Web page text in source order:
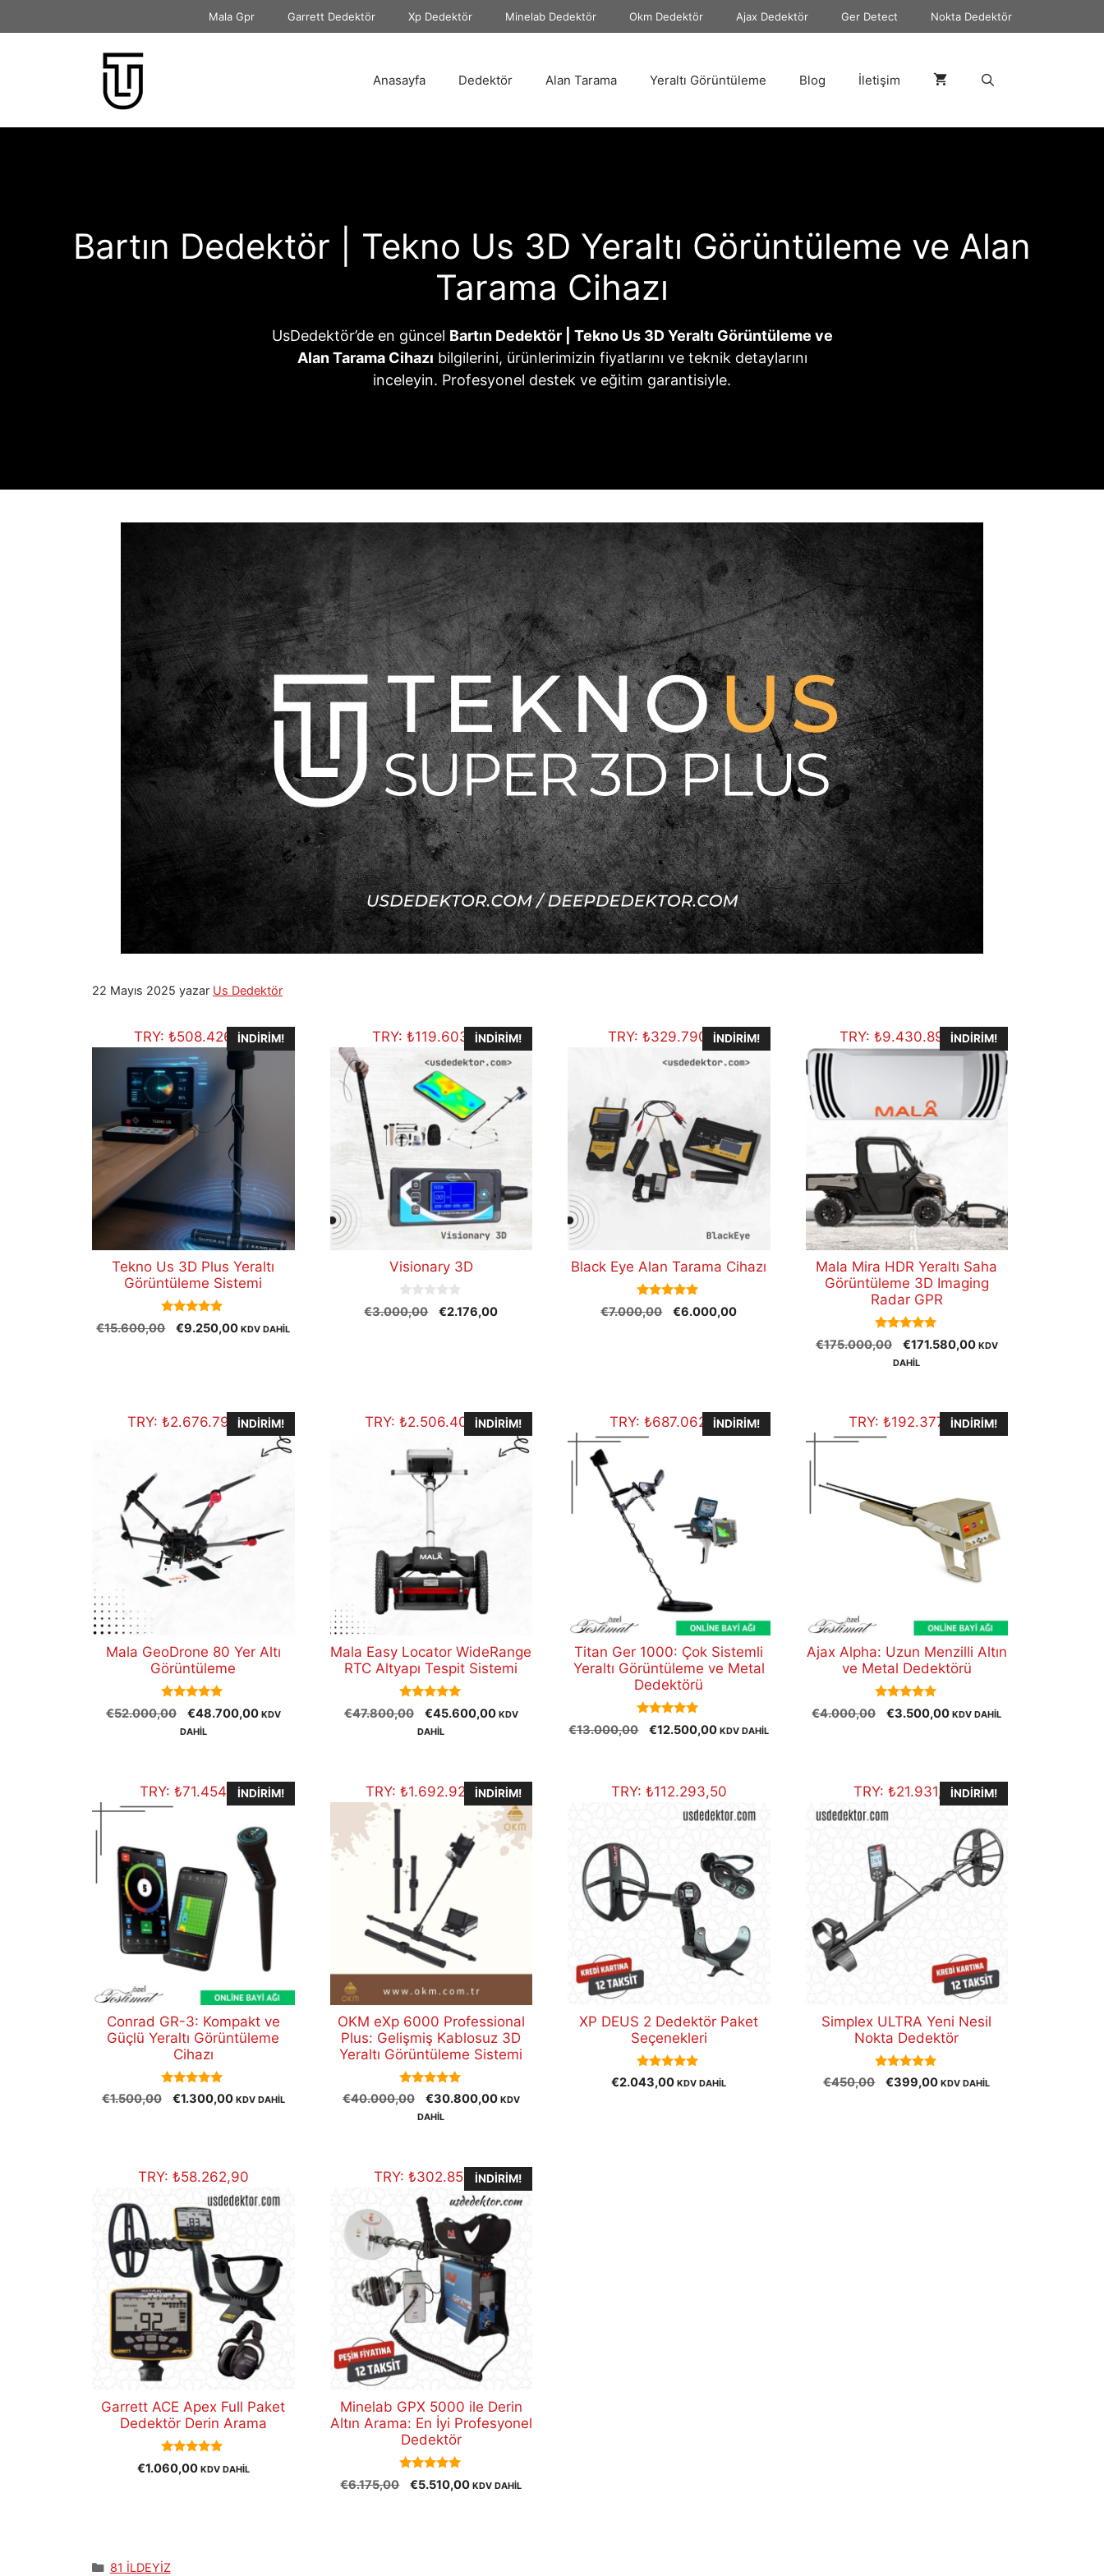
atla
Mala Gpr Garrett Dedektör Xp Dedektör Minelab Dedektör Okm Dedektör Ajax Dedektör Ger Detect Nokta Dedektör
Anasayfa Dedektör Alan Tarama Yeraltı Görüntüleme Blog İletişim
Bartın Dedektör | Tekno Us 3D Yeraltı Görüntüleme ve Alan
Tarama Cihazı
UsDedektör’de en güncel Bartın Dedektör | Tekno Us 3D Yeraltı Görüntüleme ve
Alan Tarama Cihazı bilgilerini, ürünlerimizin fiyatlarını ve teknik detaylarını
inceleyin. Profesyonel destek ve eğitim garantisiyle.
22 Mayıs 2025 yazar Us Dedektör
TRY:₺508.426,25İNDIRIM!
Tekno Us 3D Plus Yeraltı
Görüntüleme Sistemi
5.00
out of 5
€15.600,00
Orijinal
€9.250,00Şu
KDV DAHİL
TRY:₺119.603,84İNDIRIM!
Visionary 3D
0
o
€3.000,00
Orijinal
€2.176,00Şu
TRY:₺329.790,00İNDIRIM!
Black Eye Alan Tarama Cihazı
5.00
out of 5
€7.000,00
Orijinal
€6.000,00Şu
TRY:₺9.430.894,70İNDIRIM!
Mala Mira HDR Yeraltı Saha
Görüntüleme 3D Imaging
Radar GPR
5.00
out of 5
€175.000,00
Orijinal
fiyat:
€171.580,00Şu
KDV
DAHİL
TRY:₺2.676.795,50İNDIRIM!
Mala GeoDrone 80 Yer Altı
Görüntüleme
5.00
out of 5
€52.000,00
Orijinal
fiyat:
€48.700,00Şu
KDV
DAHİL
TRY: ₺2.506.404,00İNDIRIM!
Mala Easy Locator WideRange
RTC Altyapı Tespit Sistemi
5.00
out of 5
€47.800,00
Orijinal
fiyat:
€45.600,00Şu
KDV
DAHİL
TRY:₺687.062,50İNDIRIM!
Titan Ger 1000: Çok Sistemli
Yeraltı Görüntüleme ve Metal
Dedektörü
5.00
out of 5
€13.000,00
Orijinal
€12.500,00Şu
KDV DAHİL
TRY:₺192.377,50İNDIRIM!
Ajax Alpha: Uzun Menzilli Altın
ve Metal Dedektörü
5.00
out of 5
€4.000,00
Orijinal
€3.500,00Şu
KDV DAHİL
TRY: ₺71.454,50İNDIRIM!
Conrad GR-3: Kompakt ve
Güçlü Yeraltı Görüntüleme
Cihazı
5.00
out of 5
€1.500,00
Orijinal
€1.300,00Şu
KDV DAHİL
TRY:₺1.692.922,00İNDIRIM!
OKM eXp 6000 Professional
Plus: Gelişmiş Kablosuz 3D
Yeraltı Görüntüleme Sistemi
5.00
out of 5
€40.000,00
Orijinal
fiyat:
€30.800,00Şu
KDV
DAHİL
TRY: ₺112.293,50
XP DEUS 2 Dedektör Paket
Seçenekleri
5.00
out of 5
€2.043,00 KDV DAHİL
TRY: ₺21.931,04İNDIRIM!
Simplex ULTRA Yeni Nesil
Nokta Dedektör
5.00
out of 5
€450,00
Orijinal
€399,00Şu
KDV DAHİL
TRY: ₺58.262,90
Garrett ACE Apex Full Paket
Dedektör Derin Arama
5.00
out of 5
€1.060,00 KDV DAHİL
TRY:₺302.857,15İNDIRIM!
Minelab GPX 5000 ile Derin
Altın Arama: En İyi Profesyonel
Dedektör
5.00
out of 5
€6.175,00
Orijinal
€5.510,00Şu
KDV DAHİL
Kategoriler
81 İLDEYİZ